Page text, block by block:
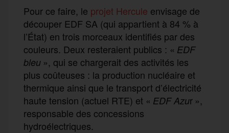
Pour ce faire, le projet Hercule envisage de
découper EDF SA (qui appartient à 84 % à
l’État) en trois morceaux identifiés par des
couleurs. Deux resteraient publics : « EDF
bleu », qui se chargerait des activités les
plus coûteuses : la production nucléaire et
thermique ainsi que le transport d’électricité
haute tension (actuel RTE) et « EDF Azur »,
responsable des concessions
hydroélectriques.